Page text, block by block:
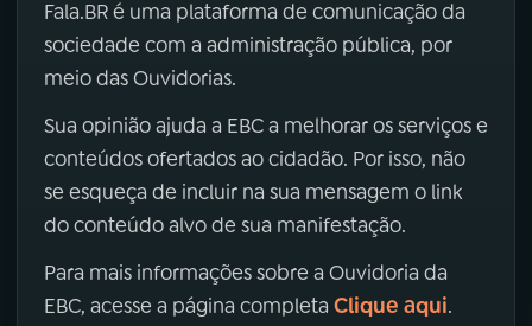
Fala.BR é uma plataforma de comunicação da
sociedade com a administração pública, por
meio das Ouvidorias.
Sua opinião ajuda a EBC a melhorar os serviços e
conteúdos ofertados ao cidadão. Por isso, não
se esqueça de incluir na sua mensagem o link
do conteúdo alvo de sua manifestação.
Para mais informações sobre a Ouvidoria da
EBC, acesse a página completa Clique aqui.